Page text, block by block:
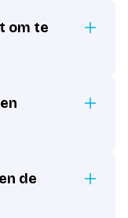
om te
de